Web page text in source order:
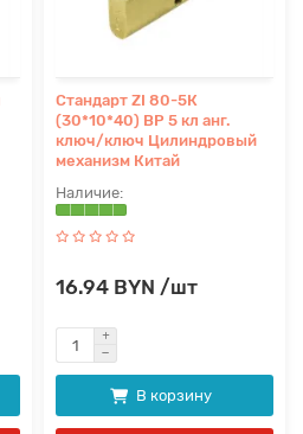
Стандарт ZI 80-5К
(30*10*40) ВР 5 кл анг.
ключ/ключ Цилиндровый
механизм Китай
16.94 BYN /шт
В корзину